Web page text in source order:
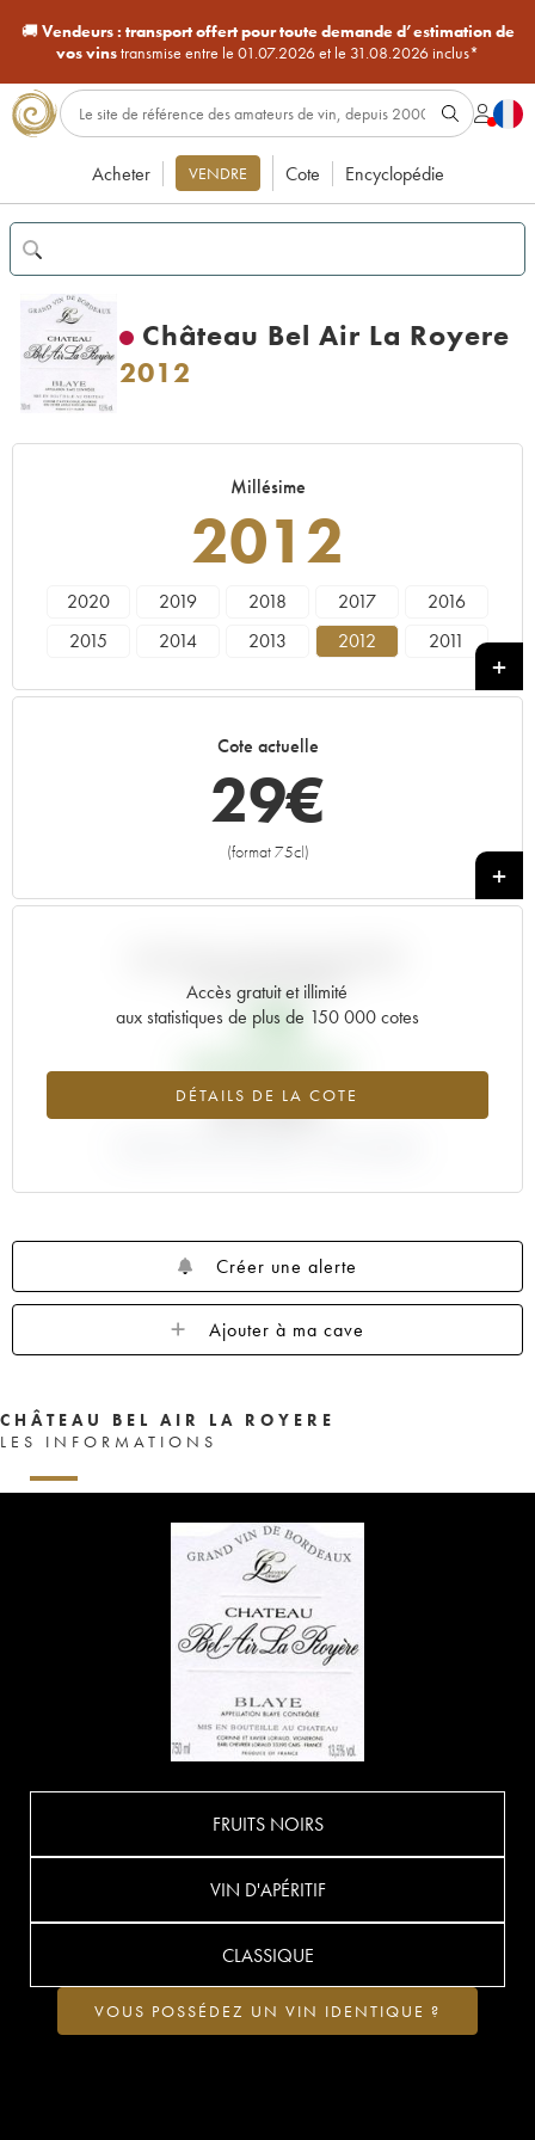
🚚Vendeurs : transport offert pour toute demande d’estimation de
vos vinstransmise entre le 01.07.2026 et le 31.08.2026 inclus*
Acheter VENDRE Cote Encyclopédie
Château Bel Air La Royere
2012
Millésime
2012
2020 2019 2018 2017
2016
2015
2014 2013 2012
2011
Cote actuelle
29€
(format 75cl)
+
Accès gratuit et illimité
aux statistiques de plus de 150 000 cotes
DÉTAILS DE LA COTE
AU PRIX PRIMEUR
17€
PRIX PRIMEURS 2012
+67.82%
Créer une alerte
Ajouter à ma cave
CHÂTEAU BEL AIR LA ROYERE
LES INFORMATIONS
FRUITS NOIRS
VIN D'APÉRITIF
CLASSIQUE
VOUS POSSÉDEZ UN VIN IDENTIQUE ?